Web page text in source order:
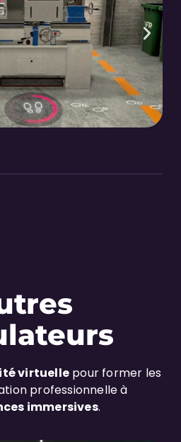
virtuelle pour former les
professionnelle à
immersives.